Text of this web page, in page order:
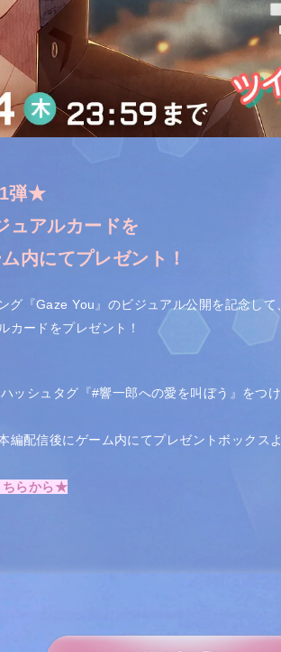
弾★
ュアルカードを
内にてプレゼント！
グ『Gaze You』のビジュアル公開を記念して
カードをプレゼント！
ッシュタグ『#響一郎への愛を叫ぼう』をつ
配信後にゲーム内にてプレゼントボックス
ちらから★